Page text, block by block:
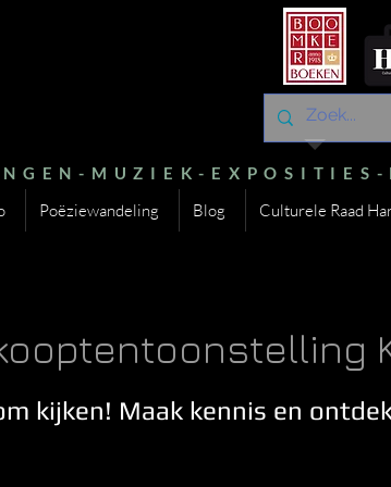
MUZIEK-
Poëziewandeling Blog Culturele Raad
kijken! Maak kennis en